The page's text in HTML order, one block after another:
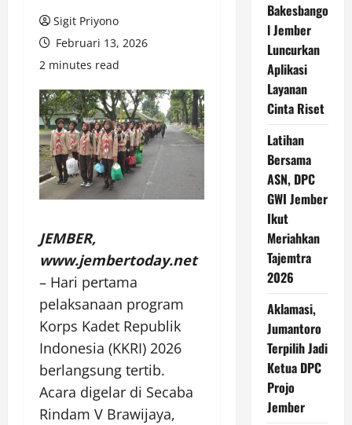
Sigit Priyono
Februari 13, 2026
2 minutes read
JEMBER,
www.jembertoday.net
– Hari pertama
pelaksanaan program
Korps Kadet Republik
Indonesia (KKRI) 2026
berlangsung tertib.
Acara digelar di Secaba
Rindam V Brawijaya,
Bakesbango
l Jember
Luncurkan
Aplikasi
Layanan
Cinta Riset
Latihan
Bersama
ASN, DPC
GWI Jember
Ikut
Meriahkan
Tajemtra
2026
Aklamasi,
Jumantoro
Terpilih Jadi
Ketua DPC
Projo
Jember